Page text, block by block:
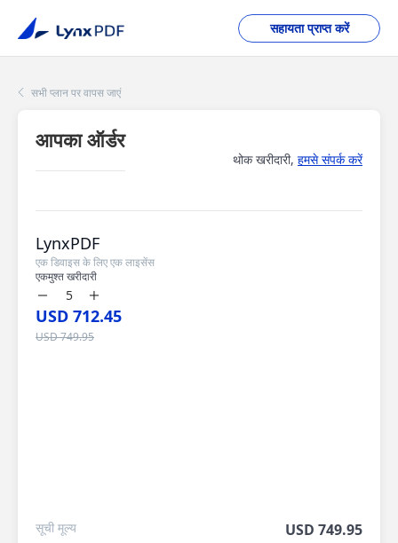
सहायता प्राप्त करें
सभी प्लान पर वापस जाएं
आपका ऑर्डर
थोक खरीदारी, हमसे संपर्क करें
LynxPDF
एक डिवाइस के लिए एक लाइसेंस
एकमुश्त खरीदारी
USD 712.45
USD 749.95
सूची मूल्य
USD 749.95